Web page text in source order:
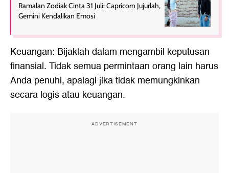
Ramalan Zodiak Cinta 31 Juli: Capricorn Jujurlah,
Gemini Kendalikan Emosi
Keuangan: Bijaklah dalam mengambil keputusan
finansial. Tidak semua permintaan orang lain harus
Anda penuhi, apalagi jika tidak memungkinkan
secara logis atau keuangan.
ADVERTISEMENT